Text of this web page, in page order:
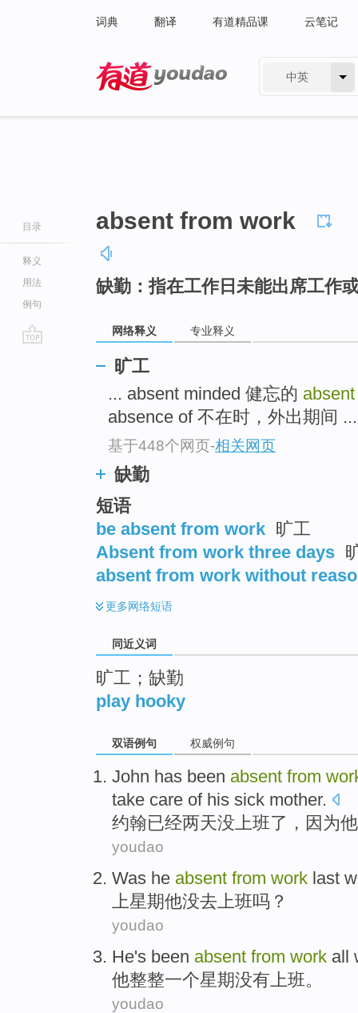
词典 翻译 有道精品课 云笔记
中英
目录
释义
用法
例句
absent from work
缺勤：指在工作日未能出席工作
网络释义 专业释义
旷工
... absent minded 健忘的
absence of 不在时，外出期间 ...
基于448个网页-相关网页
缺勤
短语
be absent from work 旷工
Absent from work three days
absent from work without
更多网络短语
同近义词
旷工；缺勤
play hooky
双语例句 权威例句
John has been absent from
take care of his sick mother.
约翰已经两天没上班了，因为
youdao
Was he absent from work last
上星期他没去上班吗？
youdao
He's been absent from work all
他整整一个星期没有 上班。
youdao